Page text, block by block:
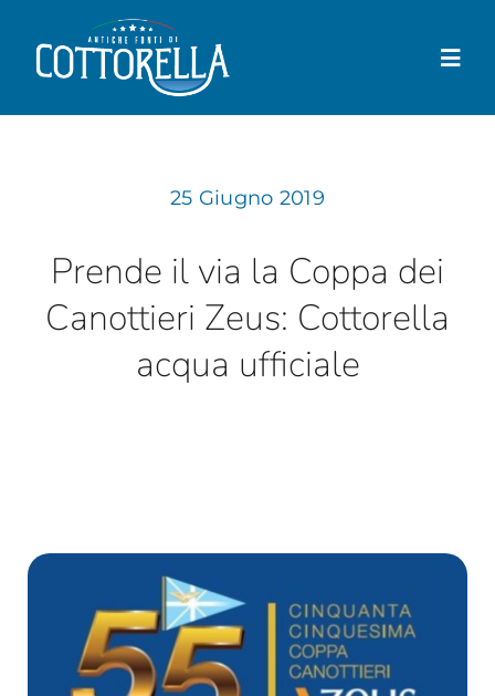
contenuto
Negozio
Dove trovarla
25 Giugno 2019
Prende il via la Coppa dei
Canottieri Zeus: Cottorella
acqua ufficiale